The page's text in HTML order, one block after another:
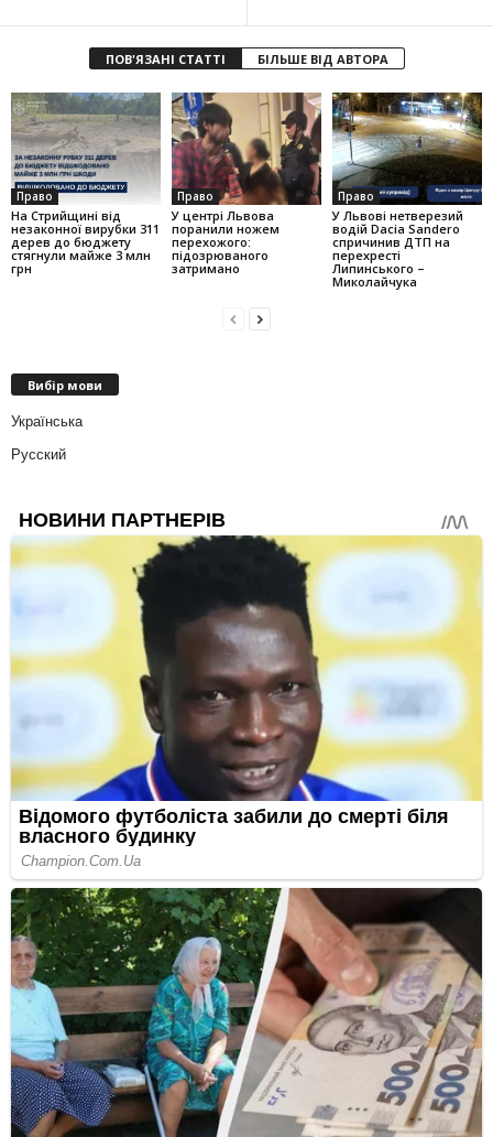
ПОВ'ЯЗАНІ СТАТТІ БІЛЬШЕ ВІД АВТОРА
Право
На Стрийщині від
незаконної вирубки 311
дерев до бюджету
стягнули майже 3 млн
грн
Право
У центрі Львова
поранили ножем
перехожого:
підозрюваного
затримано
Право
У Львові нетверезий
водій Dacia Sandero
спричинив ДТП на
перехресті
Липинського –
Миколайчука
Вибір мови
Українська
Русский